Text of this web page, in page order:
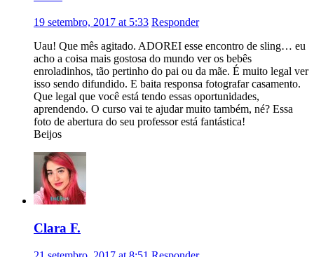
19 setembro, 2017 at 5:33 Responder
Uau! Que mês agitado. ADOREI esse encontro de sling… eu
acho a coisa mais gostosa do mundo ver os bebês
enroladinhos, tão pertinho do pai ou da mãe. É muito legal ver
isso sendo difundido. E baita responsa fotografar casamento.
Que legal que você está tendo essas oportunidades,
aprendendo. O curso vai te ajudar muito também, né? Essa
foto de abertura do seu professor está fantástica!
Beijos
Clara F.